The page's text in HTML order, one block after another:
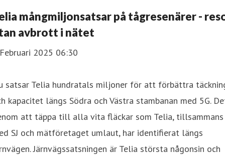
mångmiljonsatsar på tågresenärer -
avbrott i nätet
2025 06:30
satsar Telia hundratals miljoner för att förbättra
kapacitet längs Södra och Västra stambanan med 5G.
att täppa till alla vita fläckar som Telia, tillsammans
SJ och mätföretaget umlaut, har identifierat längs
Järnvägssatsningen är Telia största någonsin och